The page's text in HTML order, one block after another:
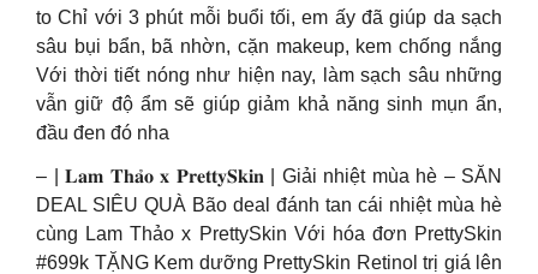
to Chỉ với 3 phút mỗi buổi tối, em ấy đã giúp da sạch
sâu bụi bẩn, bã nhờn, cặn makeup, kem chống nắng
Với thời tiết nóng như hiện nay, làm sạch sâu những
vẫn giữ độ ẩm sẽ giúp giảm khả năng sinh mụn ẩn,
đầu đen đó nha
– | 𝐋𝐚𝐦 𝐓𝐡𝐚̉𝐨 𝐱 𝐏𝐫𝐞𝐭𝐭𝐲𝐒𝐤𝐢𝐧 | Giải nhiệt mùa hè – SĂN
DEAL SIÊU QUÀ Bão deal đánh tan cái nhiệt mùa hè
cùng Lam Thảo x PrettySkin Với hóa đơn PrettySkin
#699k TẶNG Kem dưỡng PrettySkin Retinol trị giá lên